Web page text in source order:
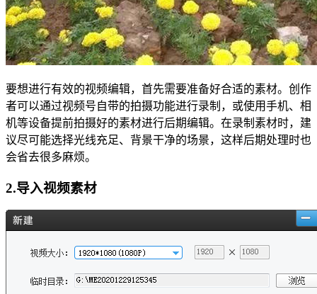
要想进行有效的视频编辑，首先需要准备好合适的素材。创作
者可以通过视频号自带的拍摄功能进行录制，或使用手机、相
机等设备提前拍摄好的素材进行后期编辑。在录制素材时，建
议尽可能选择光线充足、背景干净的场景，这样后期处理时也
会省去很多麻烦。
2.导入视频素材